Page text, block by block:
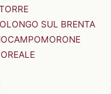
SUL BRENTA
CAMPOMORONE